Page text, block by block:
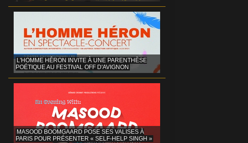
L'HOMME HÉRON INVITE À UNE PARENTHÈSE
POÉTIQUE AU FESTIVAL OFF D'AVIGNON
MASOOD BOOMGAARD POSE SES VALISES À
PARIS POUR PRÉSENTER « SELF-HELP SINGH »